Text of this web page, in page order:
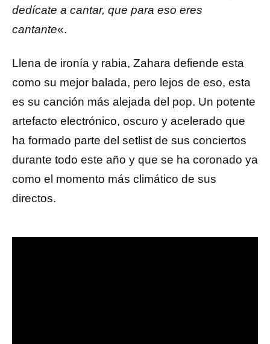
dedícate a cantar, que para eso eres
cantante«.
Llena de ironía y rabia, Zahara defiende esta
como su mejor balada, pero lejos de eso, esta
es su canción más alejada del pop. Un potente
artefacto electrónico, oscuro y acelerado que
ha formado parte del setlist de sus conciertos
durante todo este año y que se ha coronado ya
como el momento más climático de sus
directos.